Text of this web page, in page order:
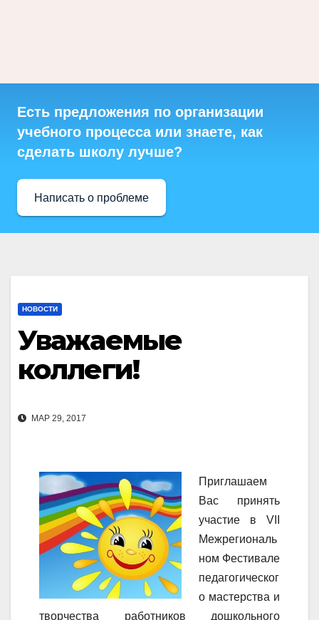
Есть предложения по организации
учебного процесса или знаете, как
сделать школу лучше?
Написать о проблеме
НОВОСТИ
Уважаемые
коллеги!
МАР 29, 2017
Приглашаем
Вас принять
участие в VII
Межрегиональ
ном Фестивале
педагогическог
о мастерства и
творчества работников дошкольного